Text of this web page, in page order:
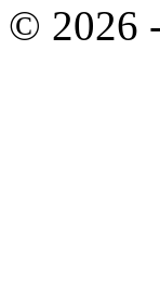
© 2026